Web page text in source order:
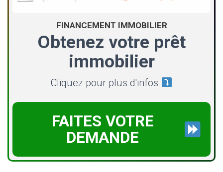
FINANCEMENT IMMOBILIER
Obtenez votre prêt
immobilier
Cliquez pour plus d'infos
FAITES VOTRE
DEMANDE